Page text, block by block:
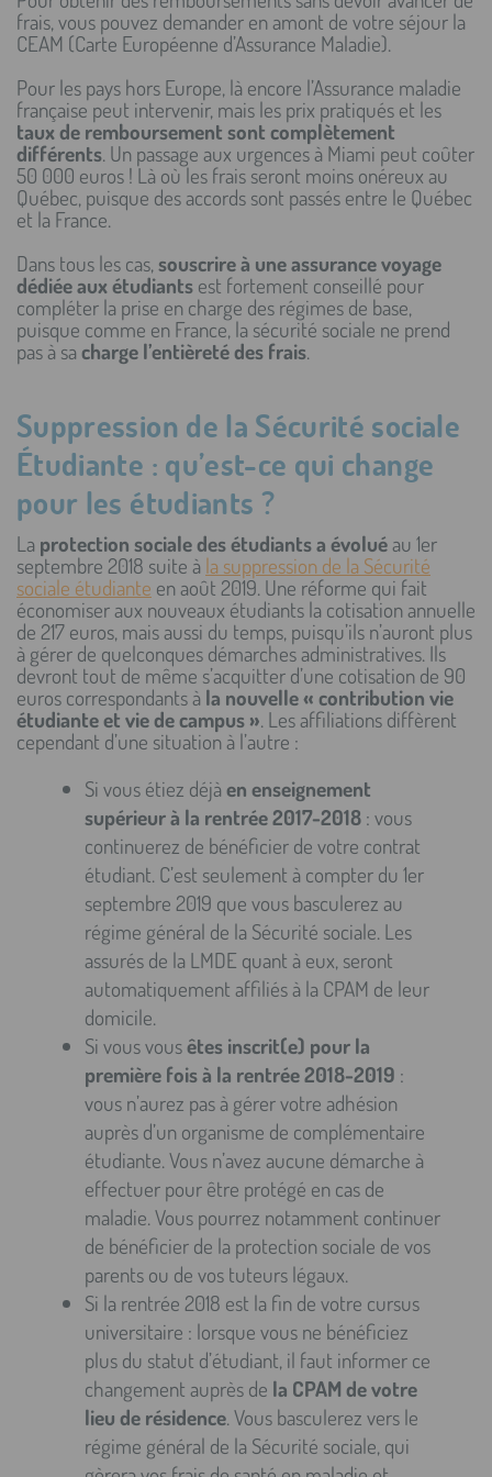
frais, vous pouvez demander en amont de votre séjour la
CEAM (Carte Européenne d’Assurance Maladie).
Pour les pays hors Europe, là encore l’Assurance maladie
française peut intervenir, mais les prix pratiqués et les
taux de remboursement sont complètement
différents. Un passage aux urgences à Miami peut coûter
50 000 euros ! Là où les frais seront moins onéreux au
Québec, puisque des accords sont passés entre le Québec
et la France.
Dans tous les cas,souscrire à une assurance voyage
dédiée aux étudiants est fortement conseillé pour
compléter la prise en charge des régimes de base,
puisque comme en France, la sécurité sociale ne prend
pas à sa charge l’entièreté des frais.
Suppression de la Sécurité sociale
Étudiante : qu’est-ce qui change
pour les étudiants ?
La protection sociale des étudiants a évoluéau 1er
septembre 2018 suite à la suppression de la Sécurité
sociale étudiante en août 2019. Une réforme qui fait
économiser aux nouveaux étudiants la cotisation annuelle
de 217 euros, mais aussi du temps, puisqu’ils n’auront plus
à gérer de quelconques démarches administratives. Ils
devront tout de même s’acquitter d’une cotisation de 90
euros correspondants à la nouvelle « contribution vie
étudiante et vie de campus ». Les affiliations diffèrent
cependant d’une situation à l’autre :
Si vous étiez déjà en enseignement
supérieur à la rentrée 2017-2018 : vous
continuerez de bénéficier de votre contrat
étudiant. C’est seulement à compter du 1er
septembre 2019 que vous basculerez au
régime général de la Sécurité sociale. Les
assurés de la LMDE quant à eux, seront
automatiquement affiliés à la CPAM de leur
domicile.
Si vous vousêtes inscrit(e) pour la
première fois à la rentrée 2018-2019 :
vous n’aurez pas à gérer votre adhésion
auprès d’un organisme de complémentaire
étudiante. Vous n’avez aucune démarche à
effectuer pour être protégé en cas de
maladie. Vous pourrez notamment continuer
de bénéficier de la protection sociale de vos
parents ou de vos tuteurs légaux.
Si la rentrée 2018 est la fin de votre cursus
universitaire : lorsque vous ne bénéficiez
plus du statut d’étudiant, il faut informer ce
changement auprès de la CPAM de votre
lieu de résidence. Vous basculerez vers le
régime général de la Sécurité sociale, qui